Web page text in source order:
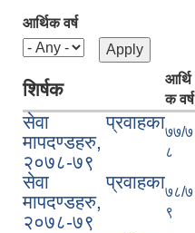
आर्थिक वर्ष
शिर्षक
आर्थि
क वर्ष
सेवा प्रवाहका
मापदण्डहरु,
२०७८-७९
७७/७
८
सेवा प्रवाहका
मापदण्डहरु,
२०७८-७९
७८/७
९